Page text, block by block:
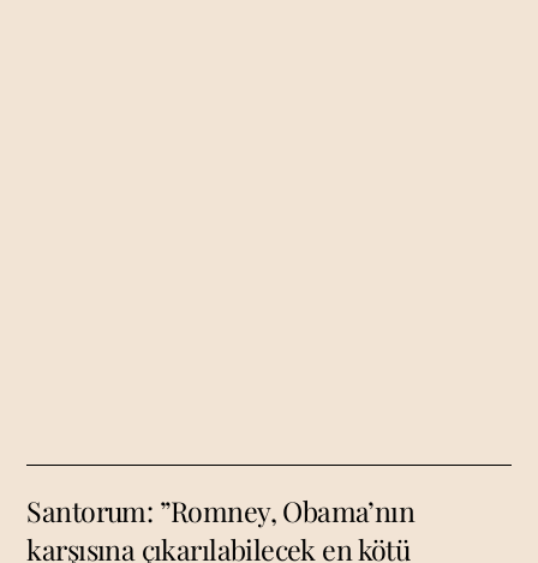
Santorum: ”Romney, Obama’nın
karşısına çıkarılabilecek en kötü